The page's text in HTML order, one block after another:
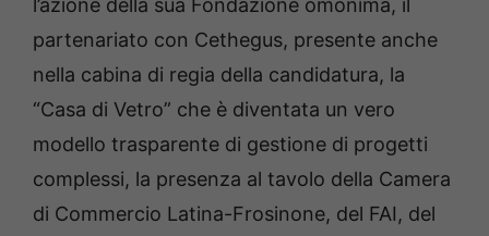
l’azione della sua Fondazione omonima, il
partenariato con Cethegus, presente anche
nella cabina di regia della candidatura, la
“Casa di Vetro” che è diventata un vero
modello trasparente di gestione di progetti
complessi, la presenza al tavolo della Camera
di Commercio Latina-Frosinone, del FAI, del